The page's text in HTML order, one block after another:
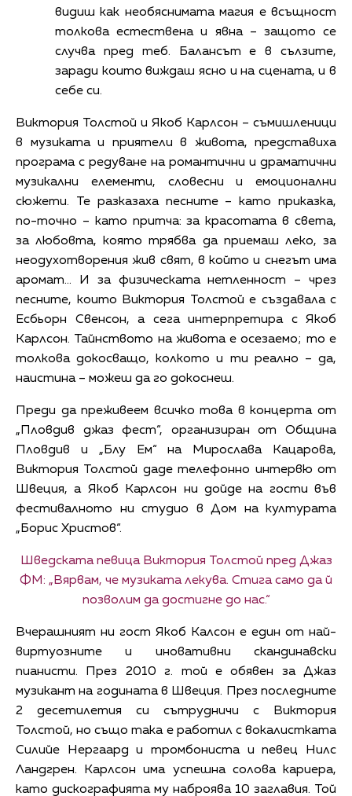
видиш как необяснимата магия е всъщност
толкова естествена и явна – защото се
случва пред теб. Балансът е в сълзите,
заради които виждаш ясно и на сцената, и в
себе си.
Виктория Толстой и Якоб Карлсон – съмишленици
в музиката и приятели в живота, представиха
програма с редуване на романтични и драматични
музикални елементи, словесни и емоционални
сюжети. Те разказаха песните – като приказка,
по-точно – като притча: за красотата в света,
за любовта, която трябва да приемаш леко, за
неодухотворения жив свят, в който и снегът има
аромат… И за физическата нетленност – чрез
песните, които Виктория Толстой е създавала с
Есбьорн Свенсон, а сега интерпретира с Якоб
Карлсон. Тайнството на живота е осезаемо; то е
толкова докосващо, колкото и ти реално – да,
наистина – можеш да го докоснеш.
Преди да преживеем всичко това в концерта от
„Пловдив джаз фест“, организиран от Община
Пловдив и „Блу Ем“ на Мирослава Кацарова,
Виктория Толстой даде телефонно интервю от
Швеция, а Якоб Карлсон ни дойде на гости във
фестивалното ни студио в Дом на културата
„Борис Христов“.
Шведската певица Виктория Толстой пред Джаз
ФМ: „Вярвам, че музиката лекува. Стига само да й
позволим да достигне до нас.“
Вчерашният ни гост Якоб Калсон е един от най-
виртуозните и иновативни скандинавски
пианисти. През 2010 г. той е обявен за Джаз
музикант на годината в Швеция. През последните
2 десетилетия си сътрудничи с Виктория
Толстой, но също така е работил с вокалистката
Силийе Нергаард и тромбониста и певец Нилс
Ландгрен. Карлсон има успешна солова кариера,
като дискографията му наброява 10 заглавия. Той